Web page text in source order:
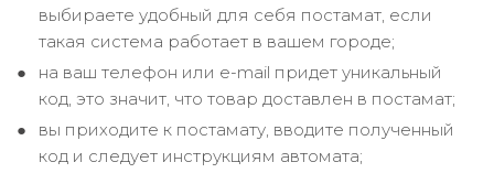
выбираете удобный для себя постамат, если
такая система работает в вашем городе;
на ваш телефон или e-mail придет уникальный
код, это значит, что товар доставлен в постамат;
вы приходите к постамату, вводите полученный
код и следует инструкциям автомата;